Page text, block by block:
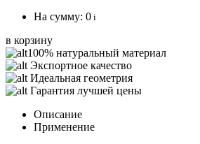
На сумму: 0 i
в корзину
100% натуральный материал
Экспортное качество
Идеальная геометрия
Гарантия лучшей цены
Описание
Применение